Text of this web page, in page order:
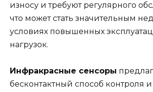
износу и требуют регулярного
что может стать значительным
условиях повышенных
нагрузок.
Инфракрасные сенсоры
бесконтактный способ контроля